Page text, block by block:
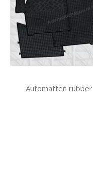
Automatten rubber